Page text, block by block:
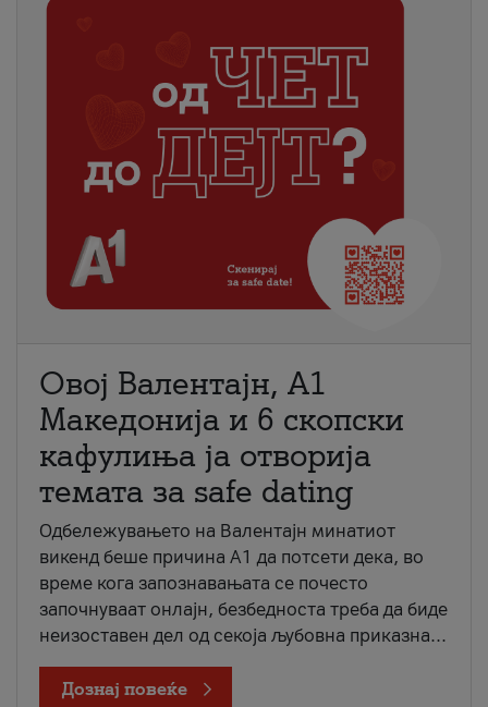
Овој Валентајн, A1
Македонија и 6 скопски
кафулиња ја отворија
темата за safe dating
Одбележувањето на Валентајн минатиот
викенд беше причина А1 да потсети дека, во
време кога запознавањата се почесто
започнуваат онлајн, безбедноста треба да биде
неизоставен дел од секоја љубовна приказна...
Дознај повеќе